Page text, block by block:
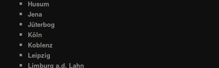
Husum
Jena
Jüterbog
Köln
Koblenz
Leipzig
Limburg a.d. Lahn